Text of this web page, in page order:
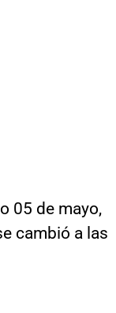
05 de mayo,
cambió a las